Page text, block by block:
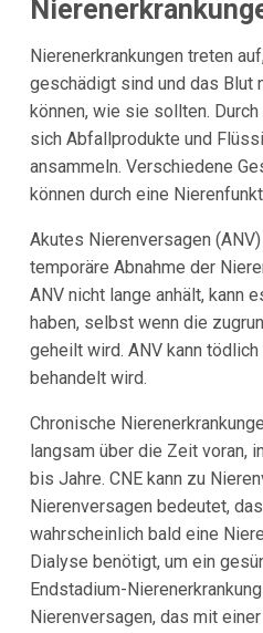
Nierenerkrankungen treten
geschädigt sind und das
können, wie sie sollten.
sich Abfallprodukte und
ansammeln. Verschiedene
können durch eine
Akutes Nierenversagen
temporäre Abnahme der
ANV nicht lange anhält, kann
haben, selbst wenn die
geheilt wird. ANV kann
behandelt wird.
Chronische
langsam über die Zeit voran,
bis Jahre. CNE kann zu
Nierenversagen bedeutet,
wahrscheinlich bald eine
Dialyse benötigt, um ein
Endstadium-
Nierenversagen, das mit